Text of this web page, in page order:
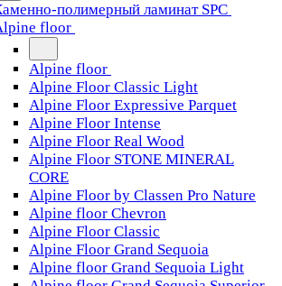
полимерный ламинат SPC
floor
Alpine floor
Alpine Floor Classic Light
Alpine Floor Expressive Parquet
Alpine Floor Intense
Alpine Floor Real Wood
Alpine Floor STONE MINERAL
CORE
Alpine Floor by Classen Pro Nature
Alpine floor Chevron
Alpine Floor Classic
Alpine Floor Grand Sequoia
Alpine floor Grand Sequoia Light